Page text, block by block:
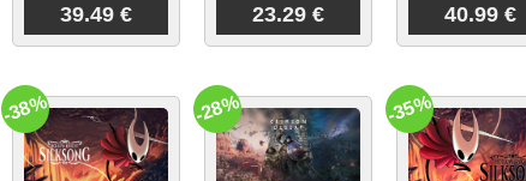
39.49 € 23.29 € 40.99 €
-38% -28% -35%